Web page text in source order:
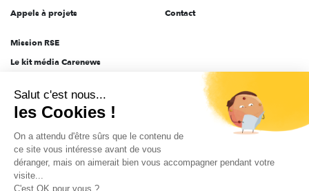
Appels à projets
Contact
Mission RSE
Le kit média Carenews
AEF info
Novethic
PRODURABLE
Inclusiv Day
Salut c'est nous...
les Cookies !
On a attendu d'être sûrs que le contenu de
ce site vous intéresse avant de vous
déranger, mais on aimerait bien vous accompagner pendant votre
visite...
C'est OK pour vous ?